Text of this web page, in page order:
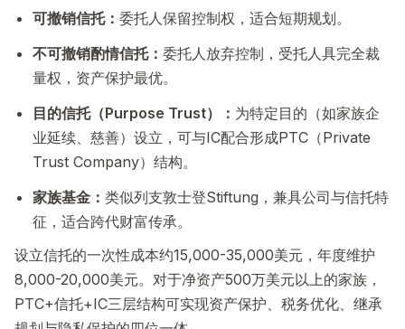
可撤销信托： 委托人保留控制权，适合短期规划。
不可撤销酌情信托： 委托人放弃控制，受托人具完全裁
量权，资产保护最优。
目的信托（Purpose Trust）： 为特定目的（如家族企
业延续、慈善）设立，可与IC配合形成PTC（Private
Trust Company）结构。
家族基金： 类似列支敦士登Stiftung，兼具公司与信托特
征，适合跨代财富传承。
设立信托的一次性成本约15,000-35,000美元，年度维护
8,000-20,000美元。对于净资产500万美元以上的家族，
PTC+信托+IC三层结构可实现资产保护、税务优化、继承